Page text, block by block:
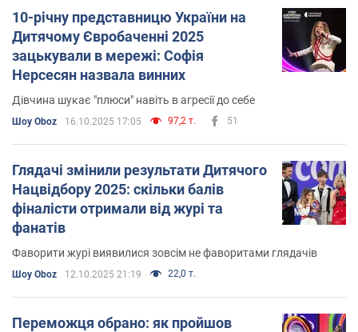
10-річну представницю України на
Дитячому Євробаченні 2025
зацькували в мережі: Софія
Нерсесян назвала винних
Дівчина шукає "плюси" навіть в агресії до себе
Шоу Oboz 16.10.2025 17:05 97,2 т. 51
Глядачі змінили результати Дитячого
Нацвідбору 2025: скільки балів
фіналісти отримали від журі та
фанатів
Фаворити журі виявилися зовсім не фаворитами глядачів
Шоу Oboz 12.10.2025 21:19 22,0 т.
Переможця обрано: як пройшов